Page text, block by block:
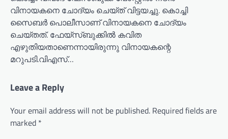
വിനായകനെ ചോദ്യം ചെയ്ത് വിട്ടയച്ചു. കൊച്ചി
സൈബർ പൊലീസാണ് വിനായകനെ ചോദ്യം
ചെയ്തത്. ഫേയ്സ്ബുക്കിൽ കവിത
എഴുതിയതാണെന്നായിരുന്നു വിനായകന്റെ
മറുപടി.വിഎസ്…
Leave a Reply
Your email address will not be published. Required fields are
marked *